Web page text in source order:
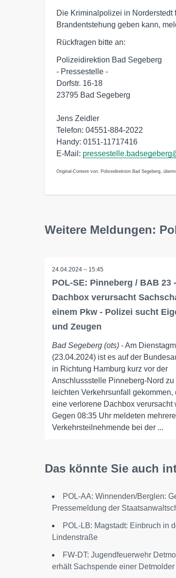
Die Kriminalpolizei in
Brandentstehung geben kann,
Rückfragen bitte an:
Polizeidirektion Bad Segeberg
- Pressestelle -
Dorfstr. 16-18
23795 Bad Segeberg
Jens Zeidler
Telefon: 04551-884-2022
Handy: 0151-11717416
E-Mail:
Original-Content von: Polizeidirektion Bad Segeberg,
Weitere Meldungen:
24.04.2024 – 15:45
POL-SE: Pinneberg / BAB 23
Dachbox verursacht
einem Pkw - Polizei sucht
und Zeugen
Bad Segeberg (ots) - Am
(23.04.2024) ist es auf der
in Richtung Hamburg kurz vor der
Anschlussstelle Pinneberg-Nord zu
leichten Verkehrsunfall gekommen,
eine verlorene Dachbox verursacht
Gegen 08:35 Uhr meldeten mehrere
Verkehrsteilnehmende bei der ...
Das könnte Sie auch
POL-AA: Winnenden/Berglen:
Pressemeldung der
POL-LB: Magstadt: Einbruch in
Lindenstraße
FW-DT: Jugendfeuerwehr
erhält Sachspende einer